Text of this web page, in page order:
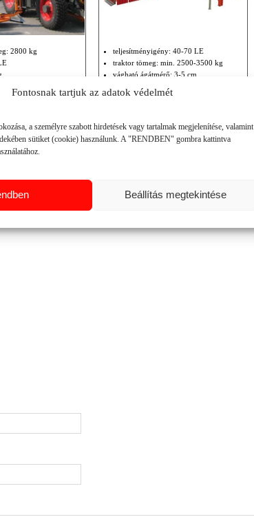
Fontosnak tartjuk az adatok védelmét
a személyre szabott hirdetések vagy tartalmak megjelenítése, valamint
sütiket (cookie) használunk. A "RENDBEN" gombra kattintva
Beállítás megtekintése
2800 kg
70 cm
teljesítményigény: 40-70 LE
traktor tömeg: min. 2500-3500 kg
vágható ágátmérő: 3-5 cm
munkaszélesség: 150-280 cm
hátsó függesztés